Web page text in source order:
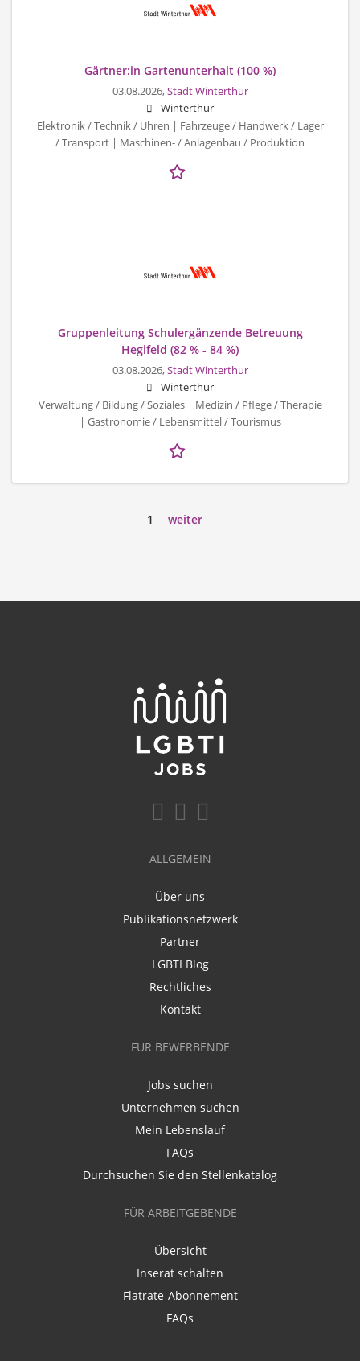
Gärtner:in Gartenunterhalt (100 %)
03.08.2026,Stadt Winterthur
Winterthur
Elektronik / Technik / Uhren | Fahrzeuge / Handwerk / Lager
/ Transport | Maschinen- / Anlagenbau / Produktion
Gruppenleitung Schulergänzende Betreuung
Hegifeld (82 % - 84 %)
03.08.2026,Stadt Winterthur
Winterthur
Verwaltung / Bildung / Soziales | Medizin / Pflege / Therapie
| Gastronomie / Lebensmittel / Tourismus
1 weiter
ALLGEMEIN
Über uns
Publikationsnetzwerk
Partner
LGBTI Blog
Rechtliches
Kontakt
FÜR BEWERBENDE
Jobs suchen
Unternehmen suchen
Mein Lebenslauf
FAQs
Durchsuchen Sie den Stellenkatalog
FÜR ARBEITGEBENDE
Übersicht
Inserat schalten
Flatrate-Abonnement
FAQs